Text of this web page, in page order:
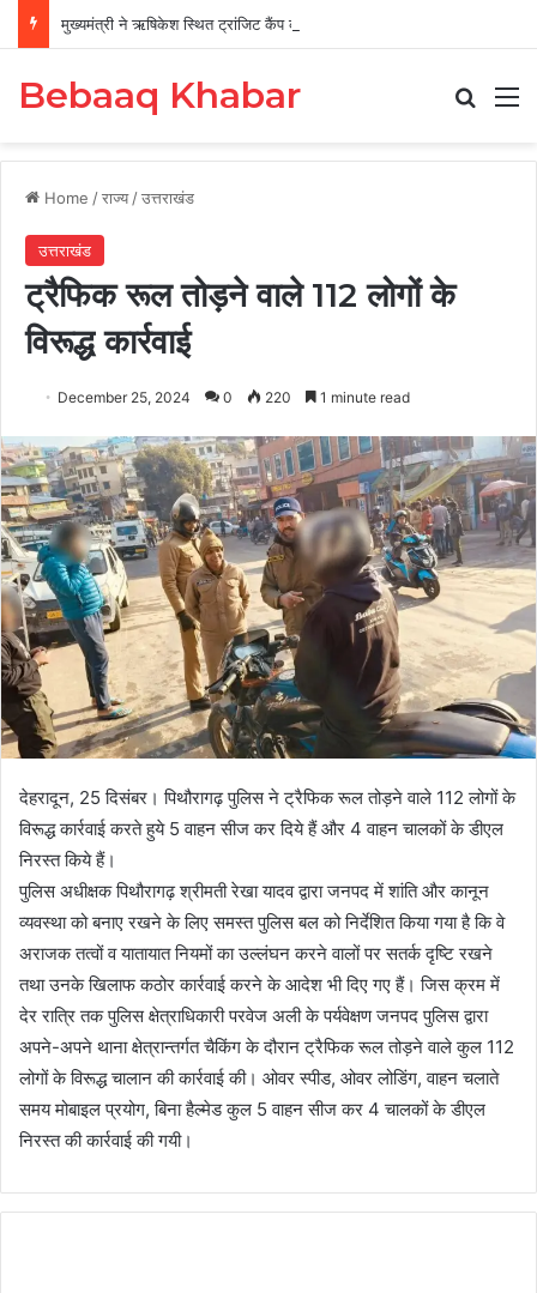
मुख्यमंत्री ने ऋषिकेश स्थित ट्रांजिट कैंप का किया औचक निरीक्षण
Bebaaq Khabar
Home /राज्य /उत्तराखंड
उत्तराखंड
ट्रैफिक रूल तोड़ने वाले 112 लोगों के
विरूद्ध कार्रवाई
December 25, 2024 0 220 1 minute read
देहरादून, 25 दिसंबर। पिथौरागढ़ पुलिस ने ट्रैफिक रूल तोड़ने वाले 112 लोगों के
विरूद्ध कार्रवाई करते हुये 5 वाहन सीज कर दिये हैं और 4 वाहन चालकों के डीएल
निरस्त किये हैं।
पुलिस अधीक्षक पिथौरागढ़ श्रीमती रेखा यादव द्वारा जनपद में शांति और कानून
व्यवस्था को बनाए रखने के लिए समस्त पुलिस बल को निर्देशित किया गया है कि वे
अराजक तत्वों व यातायात नियमों का उल्लंघन करने वालों पर सतर्क दृष्टि रखने
तथा उनके खिलाफ कठोर कार्रवाई करने के आदेश भी दिए गए हैं। जिस क्रम में
देर रात्रि तक पुलिस क्षेत्राधिकारी परवेज अली के पर्यवेक्षण जनपद पुलिस द्वारा
अपने-अपने थाना क्षेत्रान्तर्गत चैकिंग के दौरान ट्रैफिक रूल तोड़ने वाले कुल 112
लोगों के विरूद्ध चालान की कार्रवाई की। ओवर स्पीड, ओवर लोडिंग, वाहन चलाते
समय मोबाइल प्रयोग, बिना हैल्मेड कुल 5 वाहन सीज कर 4 चालकों के डीएल
निरस्त की कार्रवाई की गयी।